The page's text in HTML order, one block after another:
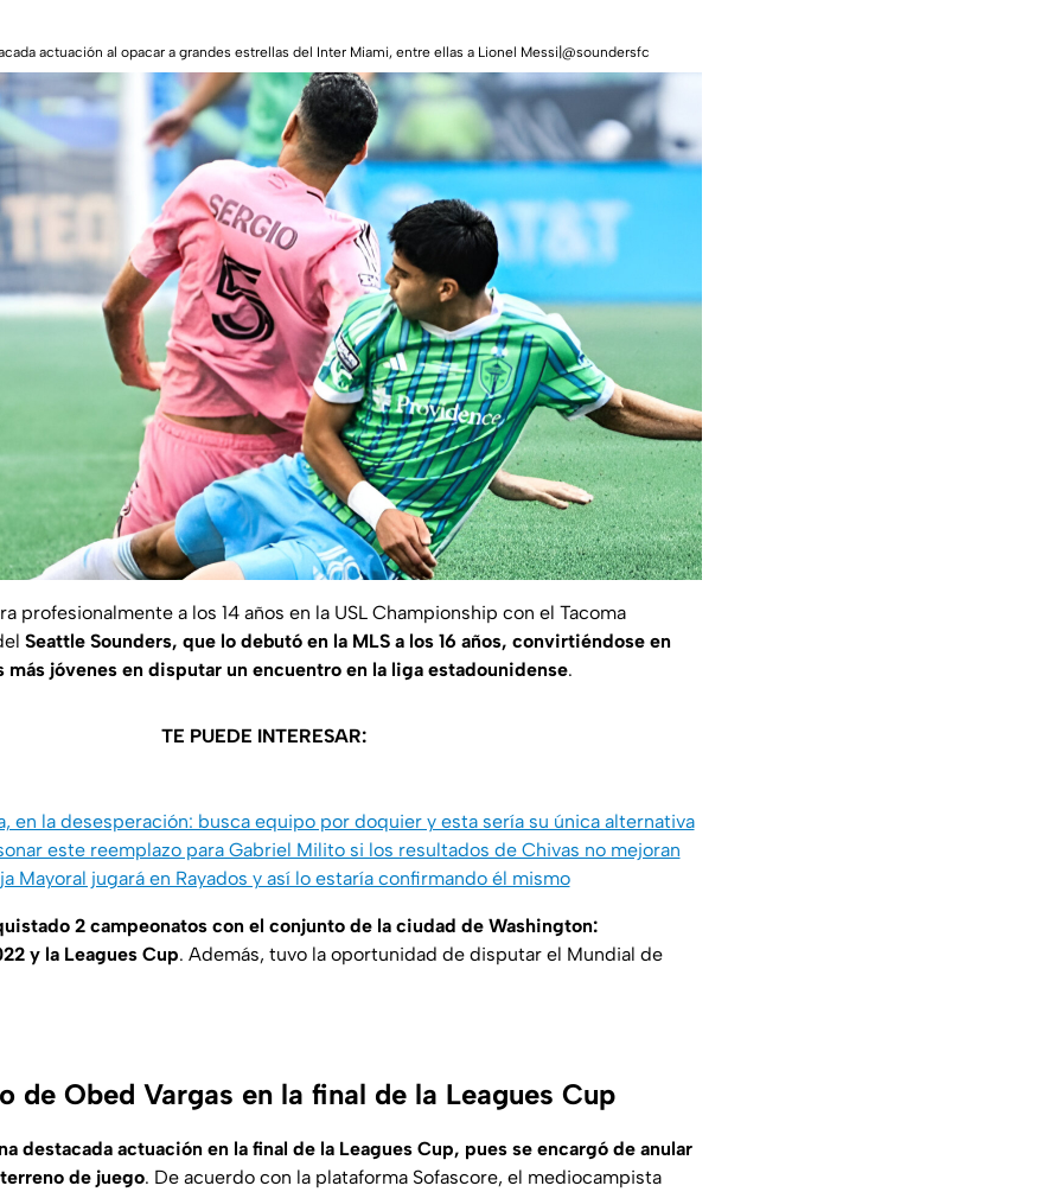
actuación al opacar a grandes estrellas del Inter Miami, entre ellas a Lionel Messi|@soundersfc
profesionalmente a los 14 años en la USL Championship con el Tacoma
Seattle Sounders, que lo debutó en la MLS a los 16 años, convirtiéndose en
más jóvenes en disputar un encuentro en la liga estadounidense.
TE PUEDE INTERESAR:
en la desesperación: busca equipo por doquier y esta sería su única alternativa
este reemplazo para Gabriel Milito si los resultados de Chivas no mejoran
Mayoral jugará en Rayados y así lo estaría confirmando él mismo
2 campeonatos con el conjunto de la ciudad de Washington:
y la Leagues Cup. Además, tuvo la oportunidad de disputar el Mundial de
de Obed Vargas en la final de la Leagues Cup
destacada actuación en la final de la Leagues Cup, pues se encargó de anular
de juego. De acuerdo con la plataforma Sofascore, el mediocampista